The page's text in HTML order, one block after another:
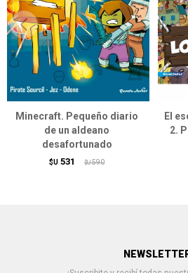
Minecraft. Pequeño diario
de un aldeano
desafortunado
$U 531 $U 590
El
2.